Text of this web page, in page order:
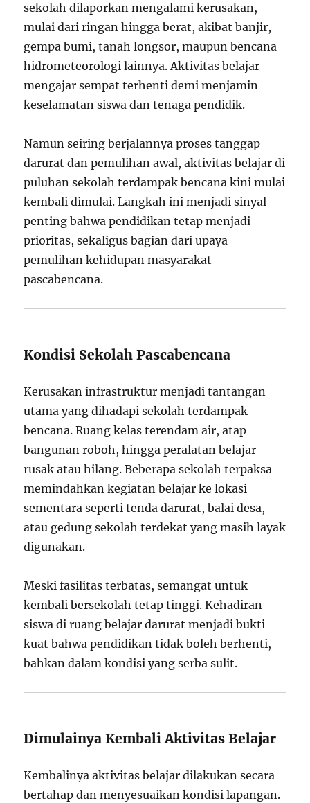
sekolah dilaporkan mengalami kerusakan,
mulai dari ringan hingga berat, akibat banjir,
gempa bumi, tanah longsor, maupun bencana
hidrometeorologi lainnya. Aktivitas belajar
mengajar sempat terhenti demi menjamin
keselamatan siswa dan tenaga pendidik.
Namun seiring berjalannya proses tanggap
darurat dan pemulihan awal, aktivitas belajar di
puluhan sekolah terdampak bencana kini mulai
kembali dimulai. Langkah ini menjadi sinyal
penting bahwa pendidikan tetap menjadi
prioritas, sekaligus bagian dari upaya
pemulihan kehidupan masyarakat
pascabencana.
Kondisi Sekolah Pascabencana
Kerusakan infrastruktur menjadi tantangan
utama yang dihadapi sekolah terdampak
bencana. Ruang kelas terendam air, atap
bangunan roboh, hingga peralatan belajar
rusak atau hilang. Beberapa sekolah terpaksa
memindahkan kegiatan belajar ke lokasi
sementara seperti tenda darurat, balai desa,
atau gedung sekolah terdekat yang masih layak
digunakan.
Meski fasilitas terbatas, semangat untuk
kembali bersekolah tetap tinggi. Kehadiran
siswa di ruang belajar darurat menjadi bukti
kuat bahwa pendidikan tidak boleh berhenti,
bahkan dalam kondisi yang serba sulit.
Dimulainya Kembali Aktivitas Belajar
Kembalinya aktivitas belajar dilakukan secara
bertahap dan menyesuaikan kondisi lapangan.